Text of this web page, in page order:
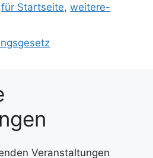
für Startseite,weitere-
Veranstaltungen